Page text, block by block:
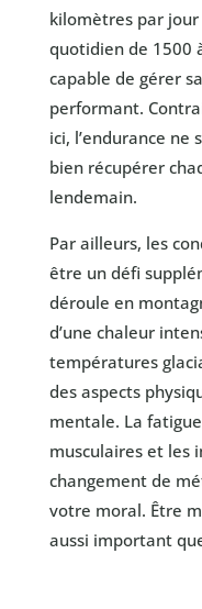
kilomètres par
quotidien de 1500
capable de gérer
performant.
ici, l’endurance ne
bien récupérer
lendemain.
Par ailleurs, les
être un défi
déroule en
d’une chaleur
températures
des aspects
mentale. La
musculaires et les
changement de
votre moral. Être
aussi important